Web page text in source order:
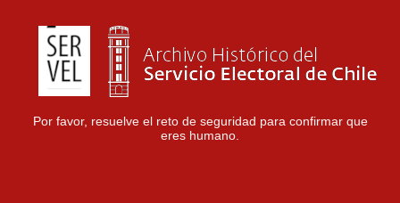
Por favor, resuelve el reto de seguridad para confirmar que
eres humano.